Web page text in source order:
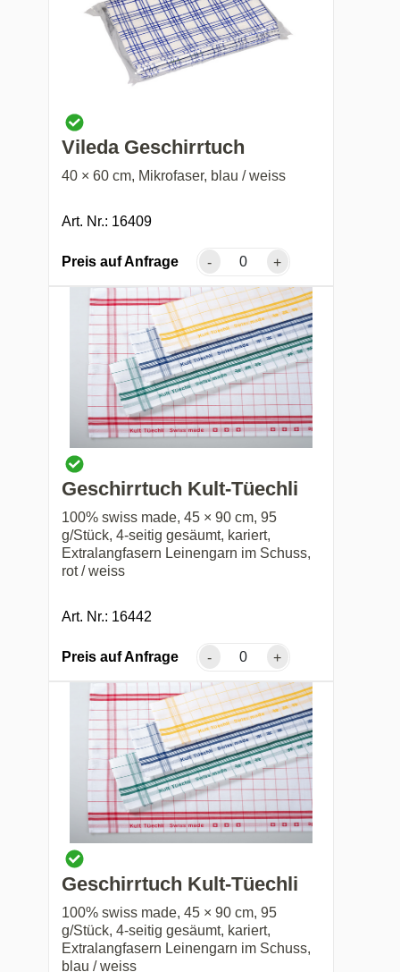
Vileda Geschirrtuch
40 × 60 cm, Mikrofaser, blau / weiss
Art. Nr.: 16409
Preis auf Anfrage - +
Geschirrtuch Kult-Tüechli
100% swiss made, 45 × 90 cm, 95
g/Stück, 4-seitig gesäumt, kariert,
Extralangfasern Leinengarn im Schuss,
rot / weiss
Art. Nr.: 16442
Preis auf Anfrage - +
Geschirrtuch Kult-Tüechli
100% swiss made, 45 × 90 cm, 95
g/Stück, 4-seitig gesäumt, kariert,
Extralangfasern Leinengarn im Schuss,
blau / weiss